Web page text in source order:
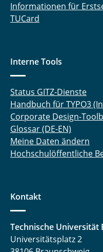
Informationen für
TUCard
Interne Tools
Status GITZ-Dienste
Handbuch für TYPO3
Corporate Design-
Glossar (DE-EN)
Meine Daten ändern
Hochschulöffentliche
Kontakt
Technische Universität
Universitätsplatz 2